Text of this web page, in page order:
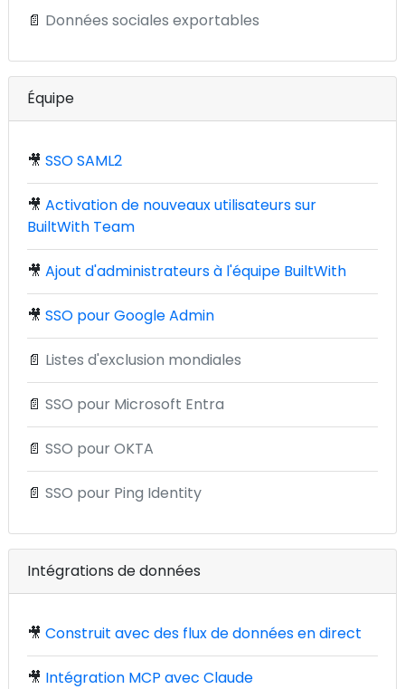
📄 Données sociales exportables
Équipe
🎥 SSO SAML2
🎥 Activation de nouveaux utilisateurs sur
BuiltWith Team
🎥 Ajout d'administrateurs à l'équipe BuiltWith
🎥 SSO pour Google Admin
📄 Listes d'exclusion mondiales
📄 SSO pour Microsoft Entra
📄 SSO pour OKTA
📄 SSO pour Ping Identity
Intégrations de données
🎥 Construit avec des flux de données en direct
🎥 Intégration MCP avec Claude